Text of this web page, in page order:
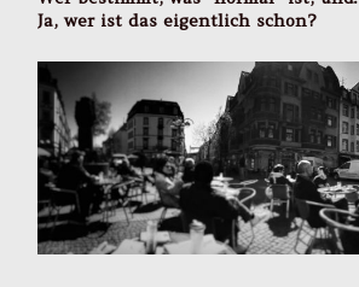
Ja, wer ist das eigentlich schon?